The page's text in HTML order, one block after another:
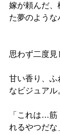
嫁が頼んだ、
た夢のような
思わず二度見
甘い香り、ふ
なビジュアル
「これは…筋
れるやつだな